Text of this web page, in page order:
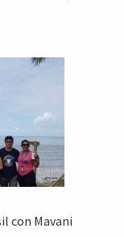
con Mavani